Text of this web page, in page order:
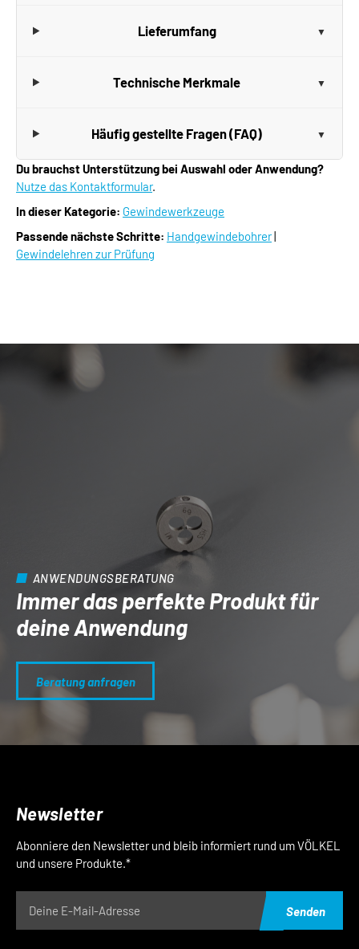
Lieferumfang
Technische Merkmale
Häufig gestellte Fragen (FAQ)
Du brauchst Unterstützung bei Auswahl oder Anwendung?
Nutze das Kontaktformular.
In dieser Kategorie: Gewindewerkzeuge
Passende nächste Schritte: Handgewindebohrer|
Gewindelehren zur Prüfung
ANWENDUNGSBERATUNG
Immer das perfekte Produkt für
deine Anwendung
Beratung anfragen
Newsletter
Abonniere den Newsletter und bleib informiert rund um VÖLKEL
und unsere Produkte.*
Senden